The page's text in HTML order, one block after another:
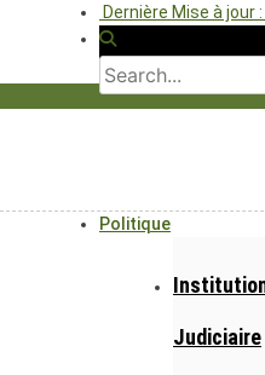
Dernière Mise à jour
Politique
Judiciaire